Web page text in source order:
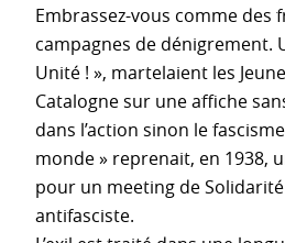
Embrassez-vous comme des
campagnes de dénigrement.
Unité ! », martelaient les
Catalogne sur une affiche
dans l’action sinon le
monde » reprenait, en 1938,
pour un meeting de
antifasciste.